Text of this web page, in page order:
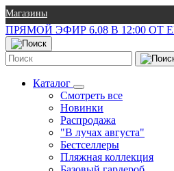
Магазины
ПРЯМОЙ ЭФИР 6.08 В 12:00
Каталог
Смотреть все
Новинки
Распродажа
"В лучах августа"
Бестселлеры
Пляжная коллекция